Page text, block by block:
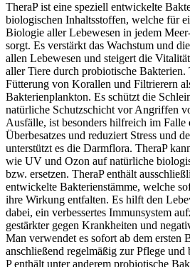
TheraP ist eine speziell entwickelte
biologischen Inhaltsstoffen, welche für
Biologie aller Lebewesen in jedem
sorgt. Es verstärkt das Wachstum und
allen Lebewesen und steigert die
aller Tiere durch probiotische Bakterien.
Fütterung von Korallen und Filtrierern
Bakterienplankton. Es schützt die
natürliche Schutzschicht vor Angriffen
Ausfälle, ist besonders hilfreich im Falle
Überbesatzes und reduziert Stress und
unterstützt es die Darmflora. TheraP
wie UV und Ozon auf natürliche
bzw. ersetzen. TheraP enthält
entwickelte Bakterienstämme, welche
ihre Wirkung entfalten. Es hilft den
dabei, ein verbessertes Immunsystem
gestärkter gegen Krankheiten und
Man verwendet es sofort ab dem ersten
anschließend regelmäßig zur Pflege
P enthält unter anderem probiotische